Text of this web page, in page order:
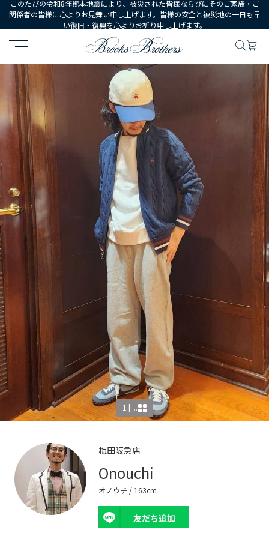
このたびの令和8年熊本地震により、被災された皆様ならびにそのご家族・ご
関係者の皆様に心よりお見舞い申し上げます。皆様の安全と被災地の一日も早
い復旧・復興を心よりお祈り申し上げます。
HOME コーディネート コーディネート詳細
1 | ...
梅田阪急店
Onouchi
オノウチ/ 163cm
友だち追加